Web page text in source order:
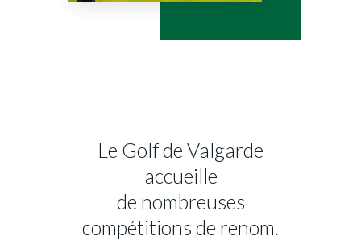
Le Golf de Valgarde
accueille
de nombreuses
compétitions de renom.